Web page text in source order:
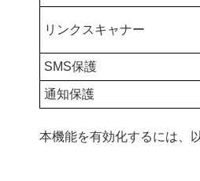
リンクスキャナー
SMS保護
通知保護
本機能を有効化するには、